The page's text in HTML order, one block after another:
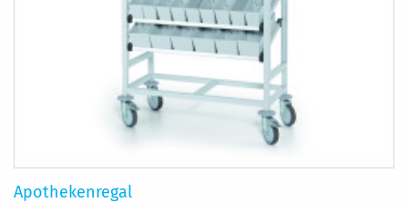
Apothekenregal